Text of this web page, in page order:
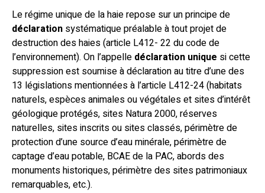
Le régime unique de la haie repose sur un principe de
déclaration systématique préalable à tout projet de
destruction des haies (article L412- 22 du code de
l’environnement). On l’appelle déclaration unique si cette
suppression est soumise à déclaration au titre d’une des
13 législations mentionnées à l’article L412-24 (habitats
naturels, espèces animales ou végétales et sites d’intérêt
géologique protégés, sites Natura 2000, réserves
naturelles, sites inscrits ou sites classés, périmètre de
protection d’une source d’eau minérale, périmètre de
captage d’eau potable, BCAE de la PAC, abords des
monuments historiques, périmètre des sites patrimoniaux
remarquables, etc.).